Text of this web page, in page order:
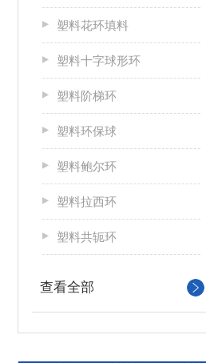
塑料花环填料
塑料十字球形环
塑料阶梯环
塑料环保球
塑料鲍尔环
塑料拉西环
塑料共轭环
查看全部